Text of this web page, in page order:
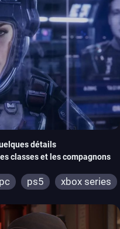
détails
classes et les compagnons
pc ps5 xbox series